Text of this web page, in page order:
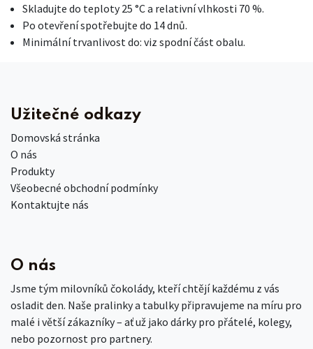
Skladujte do teploty 25 °C a relativní vlhkosti 70 %.
Po otevření spotřebujte do 14 dnů.
Minimální trvanlivost do: viz spodní část obalu.
Užitečné odkazy
Domovská stránka
O nás
Produkty
Všeobecné obchodní podmínky
Kontaktujte nás
O nás
Jsme tým milovníků čokolády, kteří chtějí každému z vás
osladit den. Naše pralinky a tabulky připravujeme na míru pro
malé i větší zákazníky – ať už jako dárky pro přátelé, kolegy,
nebo pozornost pro partnery.